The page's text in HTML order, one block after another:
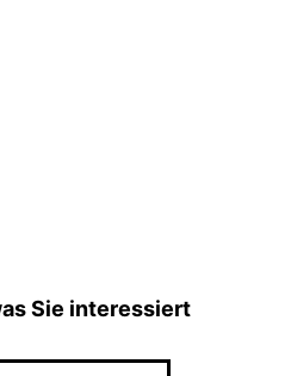
Sie interessiert